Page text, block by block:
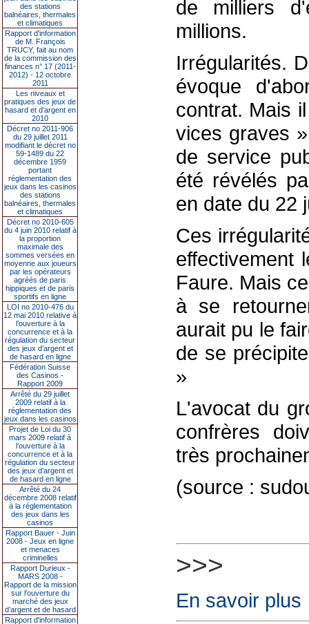
des stations
balnéaires, thermales
et climatiques
Rapport d'information
de M. François
TRUCY, fait au nom
de la commission des
finances n° 17 (2011-
2012) - 12 octobre
2011
Les niveaux et
pratiques des jeux de
hasard et d’argent en
2010
Décret no 2011-906
du 29 juillet 2011
modifiant le décret no
59-1489 du 22
décembre 1959
portant
réglementation des
jeux dans les casinos
des stations
balnéaires, thermales
et climatiques
Décret no 2010-605
du 4 juin 2010 relatif à
la proportion
maximale des
sommes versées en
moyenne aux joueurs
par les opérateurs
agréés de paris
hippiques et de paris
sportifs en ligne
LOI no 2010-476 du
12 mai 2010 relative à
l’ouverture à la
concurrence et à la
régulation du secteur
des jeux d’argent et
de hasard en ligne
Fédération Suisse
des Casinos -
Rapport 2009
Arrêté du 29 juillet
2009 relatif à la
réglementation des
jeux dans les casinos
Projet de Loi du 30
mars 2009 relatif à
l’ouverture à la
concurrence et à la
régulation du secteur
des jeux d’argent et
de hasard en ligne
Arrêté du 24
décembre 2008 relatif
à la réglementation
des jeux dans les
casinos
Rapport Bauer - Juin
2008 - Jeux en ligne
et menaces
criminelles
Rapport Durieux -
MARS 2008 -
Rapport de la mission
sur l’ouverture du
marché des jeux
d’argent et de hasard
Rapport d'information
de milliers
millions.
Irrégularités.
évoque
contrat. Mais
vices graves
de service
été révélés
en date du 22
Ces
effectivement
Faure. Mais
à se
aurait pu le
de se
»
L'avocat du
confrères
très
(source :
>>>
En savoir plus